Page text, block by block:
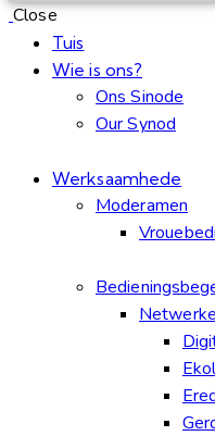
Close
Tuis
Wie is ons?
Ons Sinode
Our Synod
Werksaamhede
Moderamen
Netwerke